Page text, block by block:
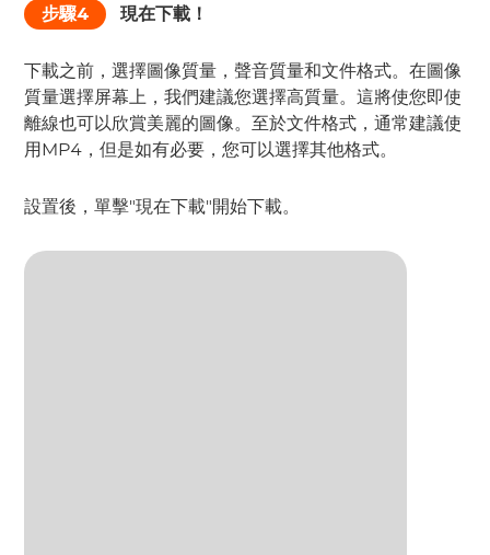
步驟4 現在下載！
下載之前，選擇圖像質量，聲音質量和文件格式。在圖像
質量選擇屏幕上，我們建議您選擇高質量。這將使您即使
離線也可以欣賞美麗的圖像。至於文件格式，通常建議使
用MP4，但是如有必要，您可以選擇其他格式。
設置後，單擊"現在下載"開始下載。